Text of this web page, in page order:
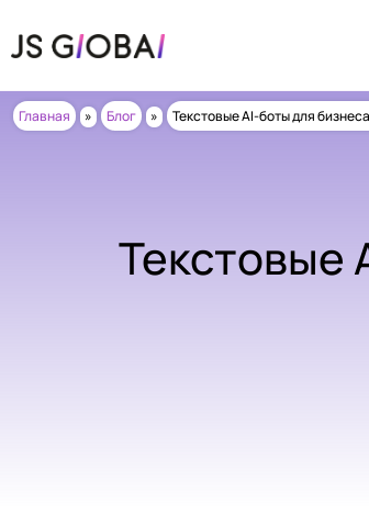
Главная » Блог » Текстовые AI-боты для
Текстовые